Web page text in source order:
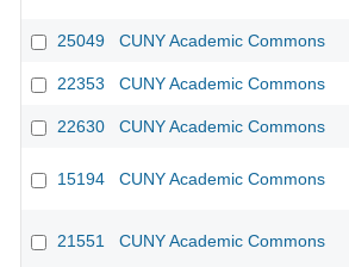
25049 CUNY Academic Commons
22353 CUNY Academic Commons
22630 CUNY Academic Commons
15194 CUNY Academic Commons
21551 CUNY Academic Commons